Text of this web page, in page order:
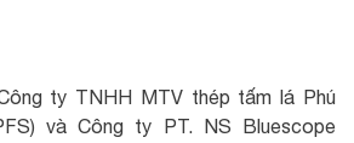
ty TNHH MTV thép tấm lá Phú
và Công ty PT. NS Bluescope